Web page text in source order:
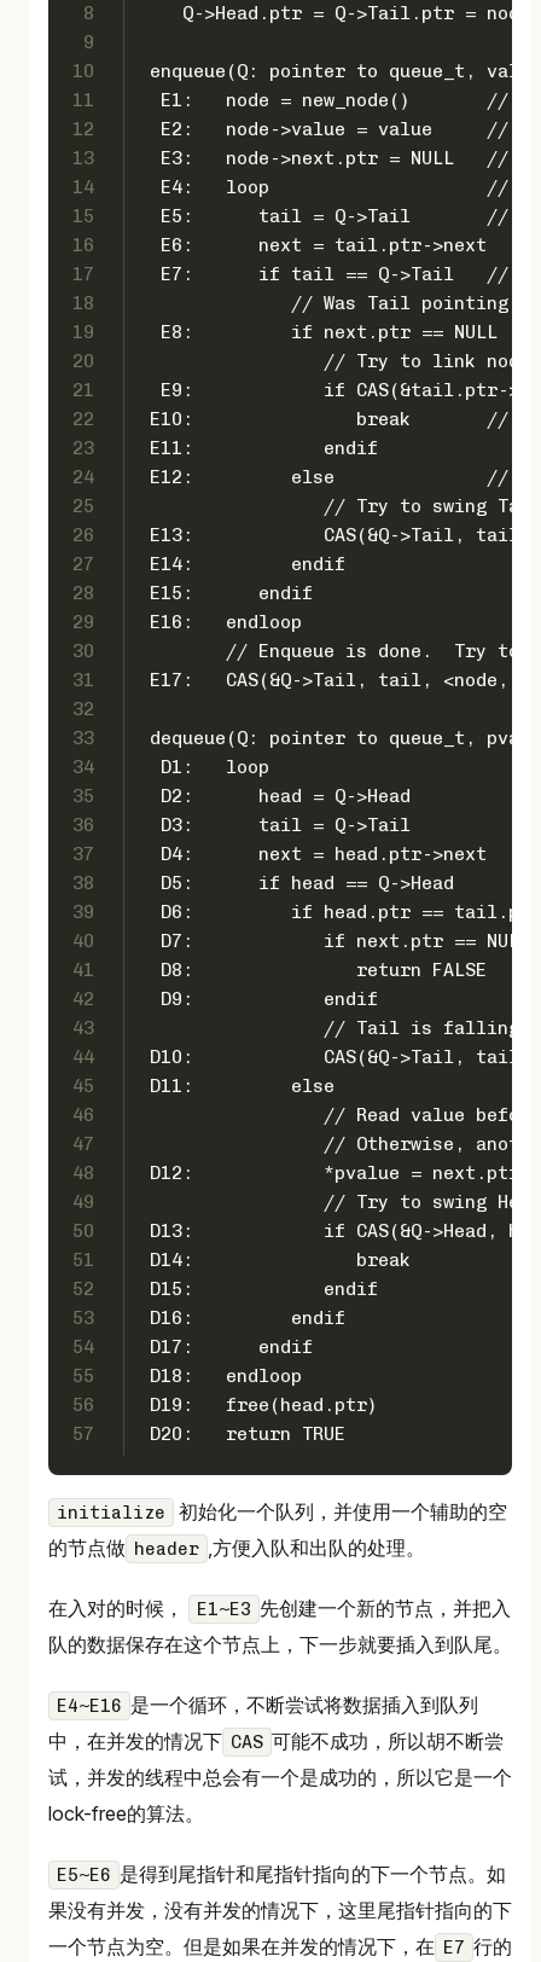
8
9
10
11
12
13
14
15
16
17
18
19
20
21
22
23
24
25
26
27
28
29
30
31
32
33
34
35
36
37
38
39
40
41
42
43
44
45
46
47
48
49
50
51
52
53
54
55
56
57
enqueue(Q: pointer to queue_t,
E1:
E2:
E3:
E4:
E5:
E7:
// Was Tail pointing
  E8:         if next.ptr == NULL
// Try to link
E9:            if CAS(&tail.ptr-
E10:
E11:            endif
E12:
// Try to swing
E13:            CAS(&Q->Tail, tail,
E14:         endif
E15:      endif
E16:   endloop
// Enqueue is done.  Try to
E17:   CAS(&Q->Tail, tail, <node,
dequeue(Q: pointer to queue_t,
D4:      next = head.ptr->next
D6:         if head.ptr ==
D7:            if next.ptr == NULL
D8:               return FALSE
  D9:            endif
// Tail is falling
D10:            CAS(&Q->Tail, tail,
// Read value
// Otherwise,
D12:            *pvalue = next.ptr-
// Try to swing
D13:            if CAS(&Q->Head,
D14:               break             //
D15:            endif
D16:         endif
D17:      endif
D18:   endloop
D20:   return TRUE                   //
initialize
初始化一个队列，并使用一个辅助的空
的节点做 header ,方便入队和出队的处理。
在入对的时候， E1~E3 先创建一个新的节点，并把入
队的数据保存在这个节点上，下一步就要插入到队尾。
E4~E16 是一个循环，不断尝试将数据插入到队列
中，在并发的情况下 CAS 可能不成功，所以胡不断尝
试，并发的线程中总会有一个是成功的，所以它是一个
lock-free的算法。
E5~E6 是得到尾指针和尾指针指向的下一个节点。如
果没有并发，没有并发的情况下，这里尾指针指向的下
一个节点为空。但是如果在并发的情况下，在 E7 行的